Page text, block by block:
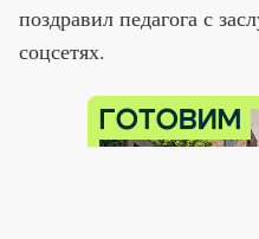
поздравил педагога с
соцсетях.